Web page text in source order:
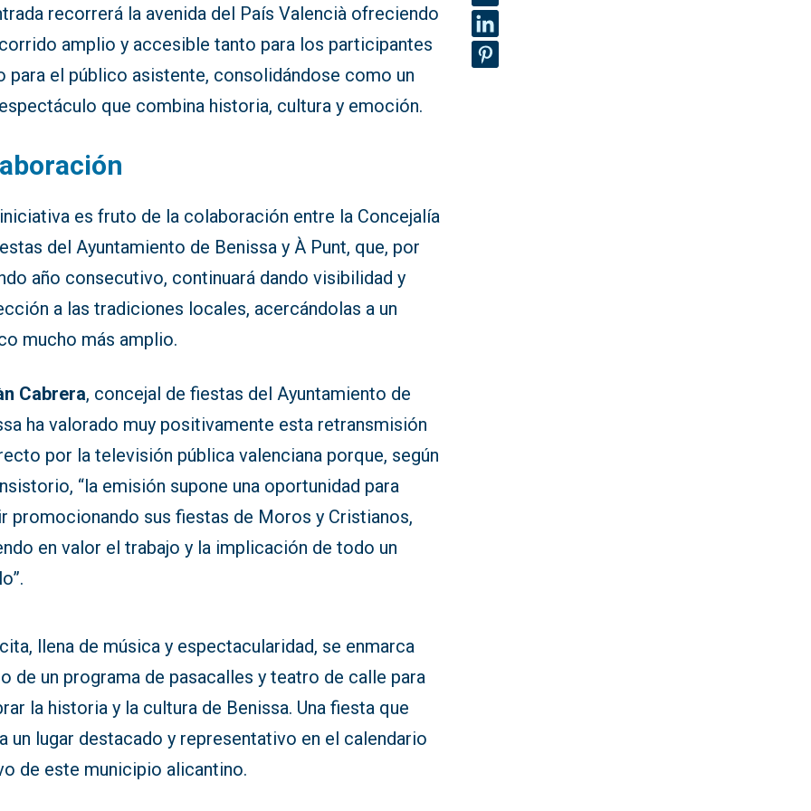
recorrerá la avenida del País Valencià ofreciendo
amplio y accesible tanto para los participantes
para el público asistente, consolidándose como un
que combina historia, cultura y emoción.
es fruto de la colaboración entre la Concejalía
del Ayuntamiento de Benissa y À Punt, que, por
año consecutivo, continuará dando visibilidad y
a las tradiciones locales, acercándolas a un
mucho más amplio.
Cabrera, concejal de fiestas del Ayuntamiento de
ha valorado muy positivamente esta retransmisión
por la televisión pública valenciana porque, según
“la emisión supone una oportunidad para
promocionando sus fiestas de Moros y Cristianos,
en valor el trabajo y la implicación de todo un
llena de música y espectacularidad, se enmarca
de un programa de pasacalles y teatro de calle para
la historia y la cultura de Benissa. Una fiesta que
un lugar destacado y representativo en el calendario
de este municipio alicantino.